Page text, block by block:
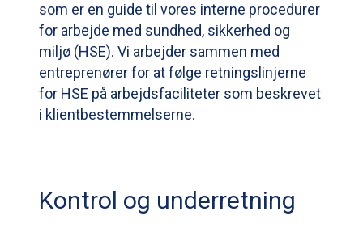
som er en guide til vores interne procedurer
for arbejde med sundhed, sikkerhed og
miljø (HSE). Vi arbejder sammen med
entreprenører for at følge retningslinjerne
for HSE på arbejdsfaciliteter som beskrevet
i klientbestemmelserne.
Kontrol og underretning